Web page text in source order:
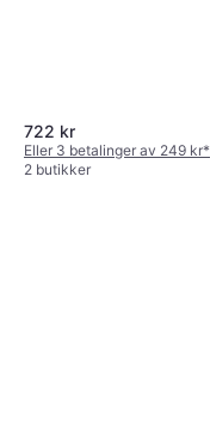
722 kr
Eller 3 betalinger av 249 kr*
2 butikker